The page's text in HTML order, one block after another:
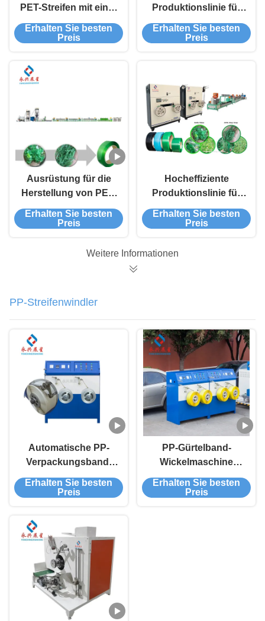
PET-Streifen mit einer
Leistung von 300 kg/h
und PET-
Erhalten Sie besten
Preis
Produktionslinie für
PET-Streifen 9mm-
25mm mit einer
Granulat
Erhalten Sie besten
Preis
Ausrüstung für die
Herstellung von PET-
Flocken mit
automatischem
Erhalten Sie besten
Preis
Hocheffiziente
Produktionslinie für
PET-Streifen mit
automatischer
Erhalten Sie besten
Preis
Weitere Informationen
PP-Streifenwindler
Automatische PP-
Verpackungsband-
Wicklungsmaschine
Wicklungsmaschine
Erhalten Sie besten
Preis
PP-Gürtelband-
Wickelmaschine
Gürtel-Extrusionslinie
Erhalten Sie besten
Preis